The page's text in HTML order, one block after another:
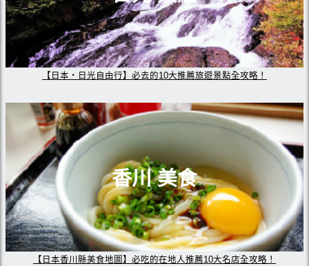
【日本・日光自由行】必去的10大推薦旅遊景點全攻略！
香川 美食
【日本香川縣美食地圖】必吃的在地人推薦10大名店全攻略！